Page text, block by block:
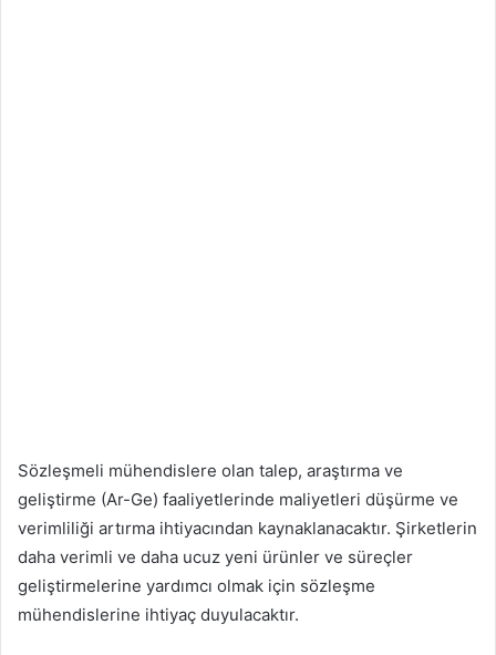
Sözleşmeli mühendislere olan talep, araştırma ve
geliştirme (Ar-Ge) faaliyetlerinde maliyetleri düşürme ve
verimliliği artırma ihtiyacından kaynaklanacaktır. Şirketlerin
daha verimli ve daha ucuz yeni ürünler ve süreçler
geliştirmelerine yardımcı olmak için sözleşme
mühendislerine ihtiyaç duyulacaktır.